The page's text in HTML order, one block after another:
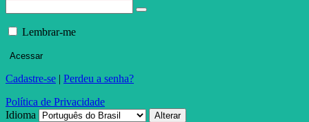
Lembrar-me
Cadastre-se | Perdeu a senha?
Política de Privacidade
Idioma